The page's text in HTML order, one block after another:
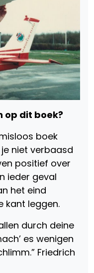
op dit boek?
boek
niet verbaasd
positief over
ieder geval
het eind
kant leggen.
durch deine
es wenigen
Friedrich